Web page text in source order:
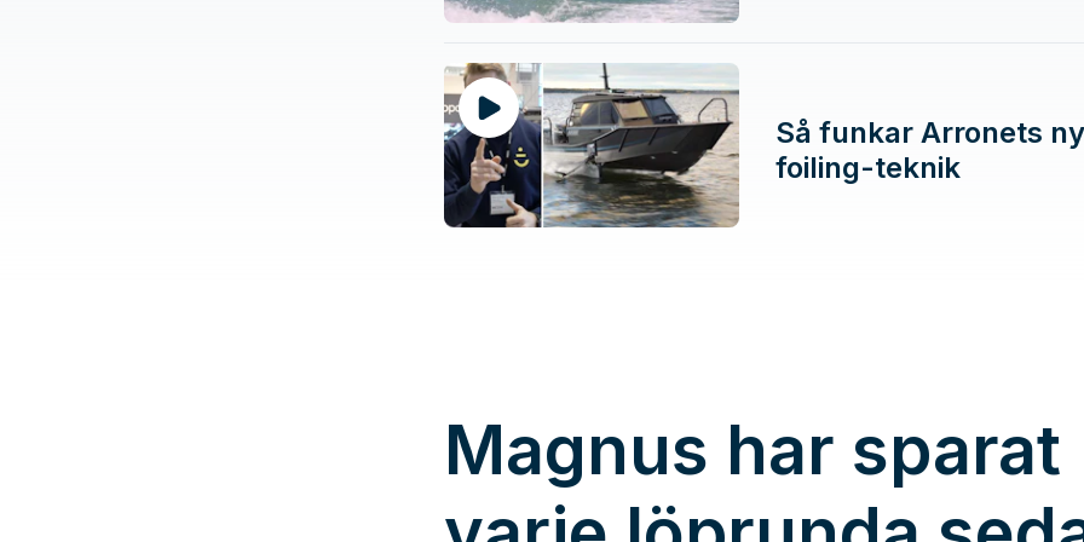
Så funkar Arronets
foiling-teknik
Magnus har sparat